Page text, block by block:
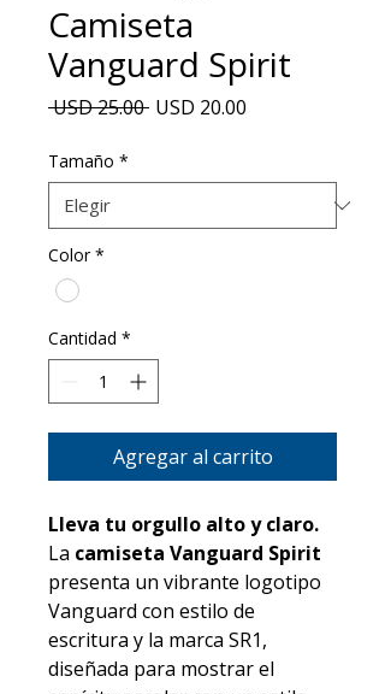
Camiseta
Vanguard Spirit
USD 25.00 Precio
USD 20.00
Tamaño *
Color *
Cantidad *
Agregar al carrito
Lleva tu orgullo alto y claro.
La camiseta Vanguard Spirit
presenta un vibrante logotipo
Vanguard con estilo de
escritura y la marca SR1,
diseñada para mostrar el